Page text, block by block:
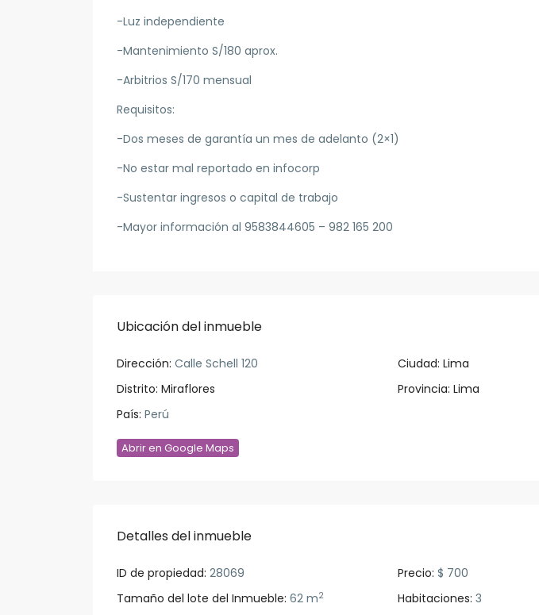
-Luz independiente
-Mantenimiento S/180 aprox.
-Arbitrios S/170 mensual
Requisitos:
-Dos meses de garantía un mes de adelanto (2×1)
-No estar mal reportado en infocorp
-Sustentar ingresos o capital de trabajo
-Mayor información al 9583844605 – 982 165 200
Ubicación del inmueble
Dirección: Calle Schell 120 Ciudad: Lima
Distrito: Miraflores Provincia: Lima
País: Perú
Abrir en Google Maps
Detalles del inmueble
ID de propiedad: 28069 Precio: $ 700
Tamaño del lote del Inmueble: 62 m2 Habitaciones: 3